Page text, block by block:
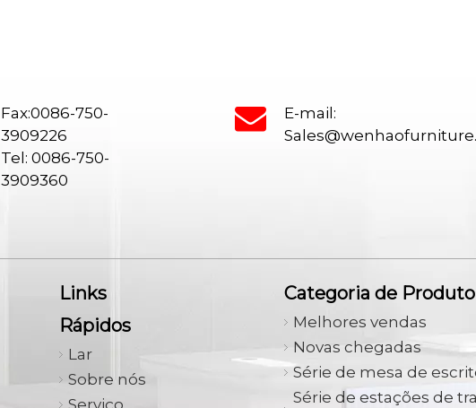
Fax:0086-750-
3909226
Tel: 0086-750-
3909360
E-mail:
Links
Rápidos
Lar
Sobre nós
Serviço
Categoria de Produto
Melhores vendas
Novas chegadas
Série de mesa de
Série de estações de